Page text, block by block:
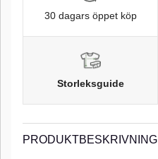
n
30 dagars öppet köp
Storleksguide
PRODUKTBESKRIVNING